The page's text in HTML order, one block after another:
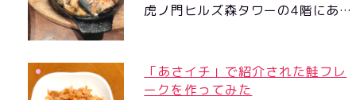
虎ノ門ヒルズ森タワーの4階にあ…
「あさイチ」で紹介された鮭フレ
ークを作ってみた